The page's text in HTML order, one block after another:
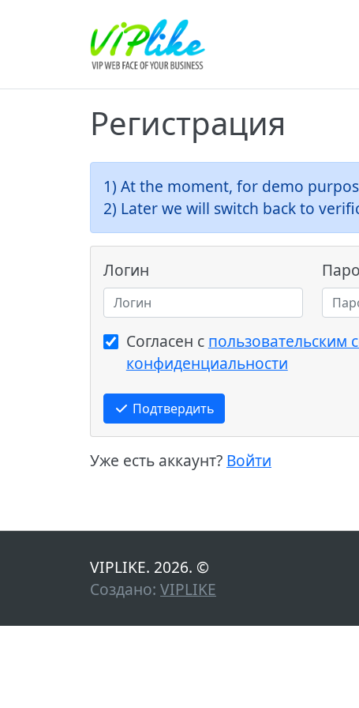
Регистрация
1) At the moment, for demo
2) Later we will switch back to
Логин
Согласен с пользовательским
конфиденциальности
Подтвердить
Уже есть аккаунт? Войти
VIPLIKE. 2026. ©
Создано: VIPLIKE